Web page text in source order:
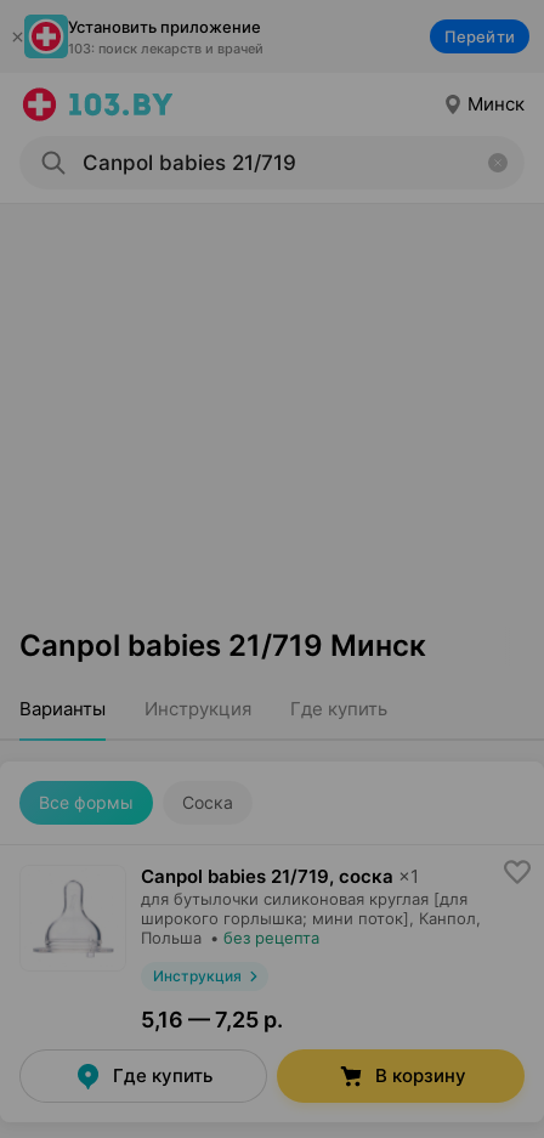
Установить приложение
103: поиск лекарств и врачей
Перейти
Минск
Canpol babies 21/719 Минск
Варианты Инструкция Где купить
Все формы Соска
Canpol babies 21/719, соска ×1
для бутылочки силиконовая круглая [для
широкого горлышка; мини поток],
Канпол
Польша • без рецепта
Инструкция
5,16 — 7,25 р.
Где купить В корзину